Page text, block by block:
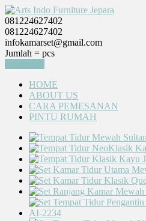
081224627402
081224627402
infokamarset@gmail.com
Jumlah = pcs
HOME
ABOUT US
CARA PEMESANAN
PINTU RUMAH